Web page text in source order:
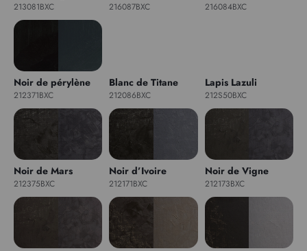
213081BXC 216087BXC 216084BXC
Noir de pérylène
212371BXC
Blanc de Titane
212086BXC
Lapis Lazuli
212S50BXC
Noir de Mars
212375BXC
Noir d’Ivoire
212171BXC
Noir de Vigne
212173BXC